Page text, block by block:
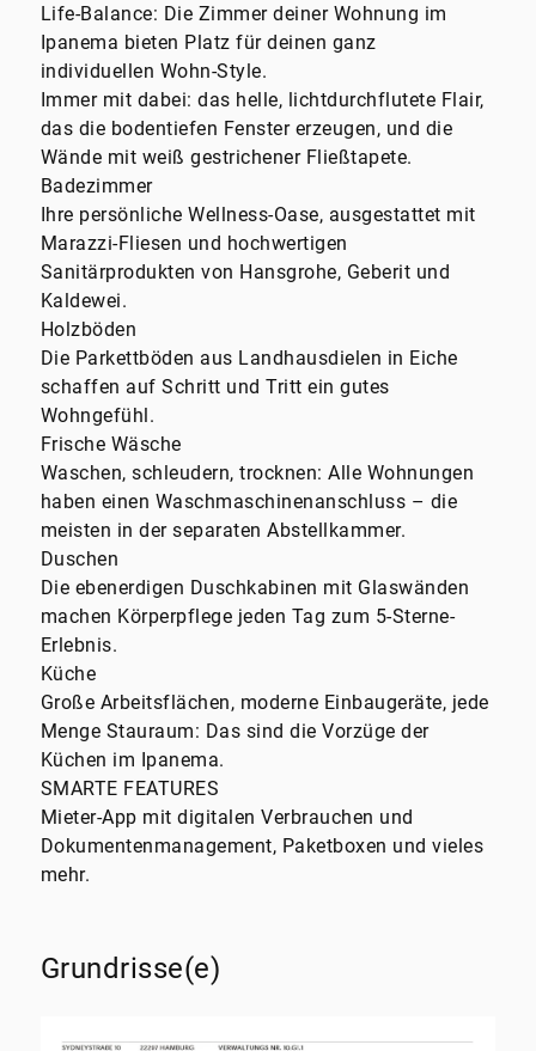
Life-Balance: Die Zimmer deiner Wohnung im
Ipanema bieten Platz für deinen ganz
individuellen Wohn-Style.
Immer mit dabei: das helle, lichtdurchflutete Flair,
das die bodentiefen Fenster erzeugen, und die
Wände mit weiß gestrichener Fließtapete.
Badezimmer
Ihre persönliche Wellness-Oase, ausgestattet mit
Marazzi-Fliesen und hochwertigen
Sanitärprodukten von Hansgrohe, Geberit und
Kaldewei.
Holzböden
Die Parkettböden aus Landhausdielen in Eiche
schaffen auf Schritt und Tritt ein gutes
Wohngefühl.
Frische Wäsche
Waschen, schleudern, trocknen: Alle Wohnungen
haben einen Waschmaschinenanschluss – die
meisten in der separaten Abstellkammer.
Duschen
Die ebenerdigen Duschkabinen mit Glaswänden
machen Körperpflege jeden Tag zum 5-Sterne-
Erlebnis.
Küche
Große Arbeitsflächen, moderne Einbaugeräte, jede
Menge Stauraum: Das sind die Vorzüge der
Küchen im Ipanema.
SMARTE FEATURES
Mieter-App mit digitalen Verbrauchen und
Dokumentenmanagement, Paketboxen und vieles
mehr.
Grundrisse(e)